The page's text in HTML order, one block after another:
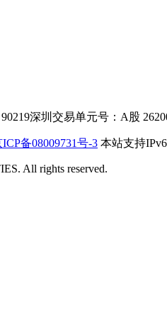
深圳交易单元号：A股
ICP备08009731号-3 本站支持IPv6
All rights reserved.